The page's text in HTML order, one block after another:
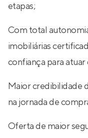
etapas;
Com total
imobiliárias
confiança para
Maior credibilidade
na jornada de
Oferta de maior